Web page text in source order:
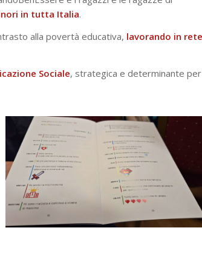
in tutta Italia.
alla povertà educativa, lavorando in rete
Sociale, strategica e determinante per